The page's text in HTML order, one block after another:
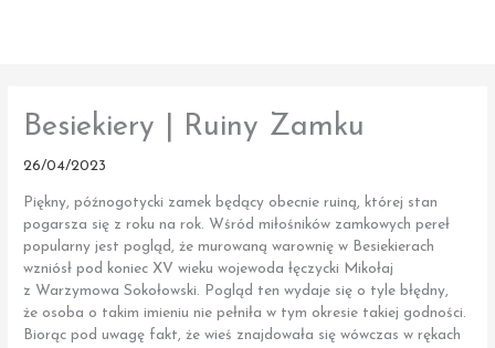
Besiekiery | Ruiny Zamku
26/04/2023
Piękny, późnogotycki zamek będący obecnie ruiną, której stan
pogarsza się z roku na rok. Wśród miłośników zamkowych pereł
popularny jest pogląd, że murowaną warownię w Besiekierach
wzniósł pod koniec XV wieku wojewoda łęczycki Mikołaj
z Warzymowa Sokołowski. Pogląd ten wydaje się o tyle błędny,
że osoba o takim imieniu nie pełniła w tym okresie takiej godności.
Biorąc pod uwagę fakt, że wieś znajdowała się wówczas w rękach